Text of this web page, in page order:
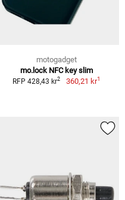
motogadget
mo.lock NFC key slim
RFP 428,43 kr2 360,21 kr1